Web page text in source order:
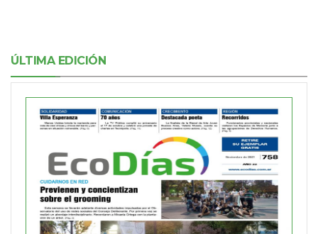
ÚLTIMA EDICIÓN